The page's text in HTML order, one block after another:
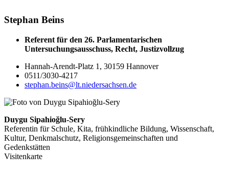
Stephan Beins
Referent für den 26. Parlamentarischen
Untersuchungsausschuss, Recht, Justizvollzug
Hannah-Arendt-Platz 1, 30159 Hannover
0511/3030-4217
stephan.beins@lt.niedersachsen.de
Duygu Sipahioğlu-Sery
Referentin für Schule, Kita, frühkindliche Bildung, Wissenschaft,
Kultur, Denkmalschutz, Religionsgemeinschaften und
Gedenkstätten
Visitenkarte